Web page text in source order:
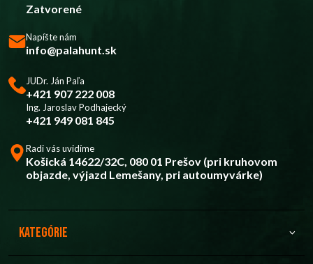
Zatvorené
Napíšte nám
info@palahunt.sk
JUDr. Ján Paľa
+421 907 222 008
Ing. Jaroslav Podhajecký
+421 949 081 845
Radi vás uvidíme
Košická 14622/32C, 080 01 Prešov (pri kruhovom
objazde, výjazd Lemešany, pri autoumyvárke)
Kategórie